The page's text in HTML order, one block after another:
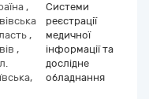
,
,
,
Системи
реєстрації
медичної
інформації та
дослідне
обладнання